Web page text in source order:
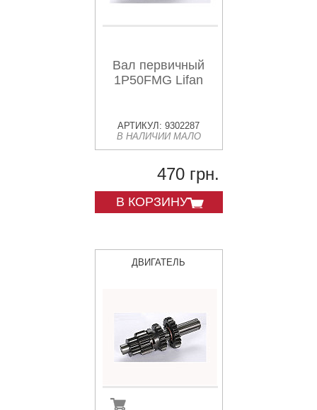
Вал первичный
1P50FMG Lifan
АРТИКУЛ: 9302287
В НАЛИЧИИ МАЛО
470 грн.
В КОРЗИНУ
ДВИГАТЕЛЬ